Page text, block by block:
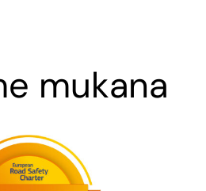
mukana